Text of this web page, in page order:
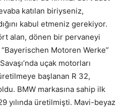
katılan biriyseniz,
kabul etmeniz gerekiyor.
alan, dönen bir pervaneyi
“Bayerischen Motoren Werke”
uçak motorları
başlanan R 32,
BMW markasına sahip ilk
yılında üretilmişti. Mavi-beyaz